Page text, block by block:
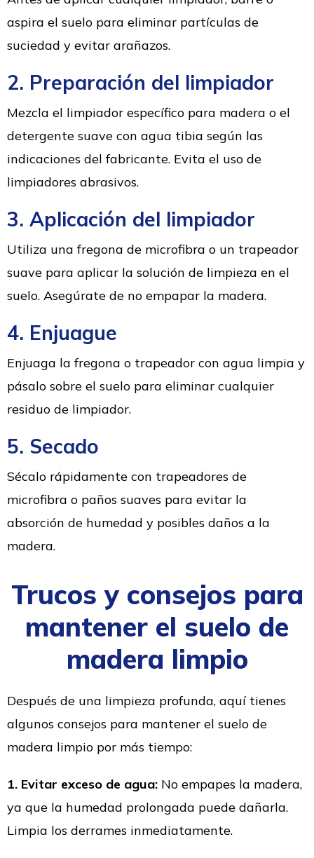
aspira el suelo para eliminar partículas de
suciedad y evitar arañazos.
2. Preparación del limpiador
Mezcla el limpiador específico para madera o el
detergente suave con agua tibia según las
indicaciones del fabricante. Evita el uso de
limpiadores abrasivos.
3. Aplicación del limpiador
Utiliza una fregona de microfibra o un trapeador
suave para aplicar la solución de limpieza en el
suelo. Asegúrate de no empapar la madera.
4. Enjuague
Enjuaga la fregona o trapeador con agua limpia y
pásalo sobre el suelo para eliminar cualquier
residuo de limpiador.
5. Secado
Sécalo rápidamente con trapeadores de
microfibra o paños suaves para evitar la
absorción de humedad y posibles daños a la
madera.
Trucos y consejos para
mantener el suelo de
madera limpio
Después de una limpieza profunda, aquí tienes
algunos consejos para mantener el suelo de
madera limpio por más tiempo:
1. Evitar exceso de agua: No empapes la madera,
ya que la humedad prolongada puede dañarla.
Limpia los derrames inmediatamente.